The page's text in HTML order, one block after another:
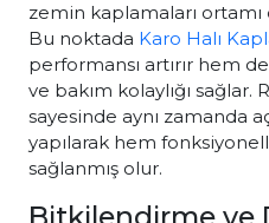
zemin kaplamaları
Bu noktada Karo Halı
performansı artırır hem
ve bakım kolaylığı sağlar.
sayesinde aynı zamanda
yapılarak hem
sağlanmış olur.